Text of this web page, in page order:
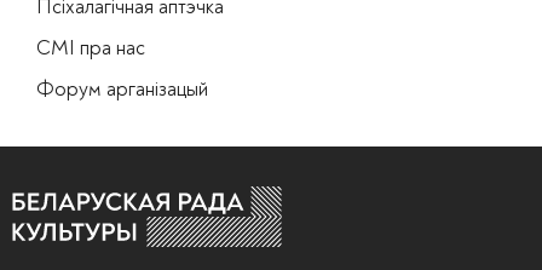
Псіхалагічная аптэчка
СМІ пра нас
Форум арганізацый